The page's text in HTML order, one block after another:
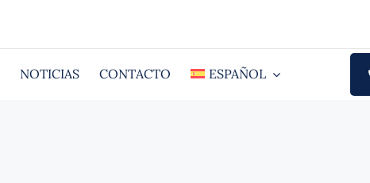
NOTICIAS CONTACTO ESPAÑOL